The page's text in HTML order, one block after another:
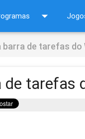
arrow_drop_down
barra de tarefas do
tarefas